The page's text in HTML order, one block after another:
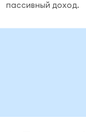
пассивный доход.